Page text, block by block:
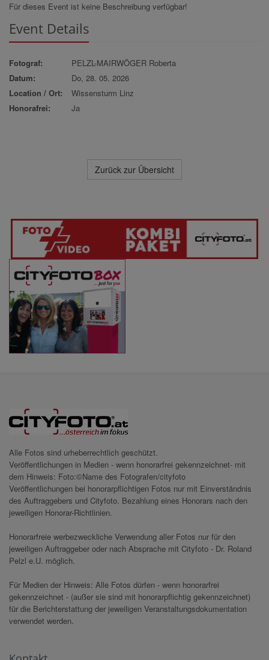
Für dieses Event ist keine Beschreibung verfügbar!
Event Details
Fotograf:
PELZL-MAIRWÖGER Roberta
Datum:
Do, 28. 05. 2026
Location / Ort:
Wissensturm Linz
Honorafrei:
Ja
Zurück zur Übersicht
Alle Fotos sind urheberrechtlich geschützt.
Veröffentlichungen in Medien - wenn honorarfrei gekennzeichnet- mit
dem Hinweis: Foto:©Name des Fotografen/cityfoto
Veröffentlichungen bei honorarpflichtigen Fotos nur mit Einverständnis
des Auftraggebers und Cityfoto. Bezahlung eines Honorars nach den
jeweiligen Honorar-Richtlinien.
Honorarfreie werbezweckliche Verwendung aller Fotos nur für den
jeweiligen Auftraggeber oder nach Absprache mit Cityfoto - Dr. Roland
Pelzl e.U. möglich.
Für Medien der Hinweis: Alle Fotos dürfen - wenn honorarfrei
gekennzeichnet - (außer sie sind mit honorarpflichtig gekennzeichnet)
für die Berichterstattung der jeweiligen Veranstaltungsdokumentation
verwendet werden.